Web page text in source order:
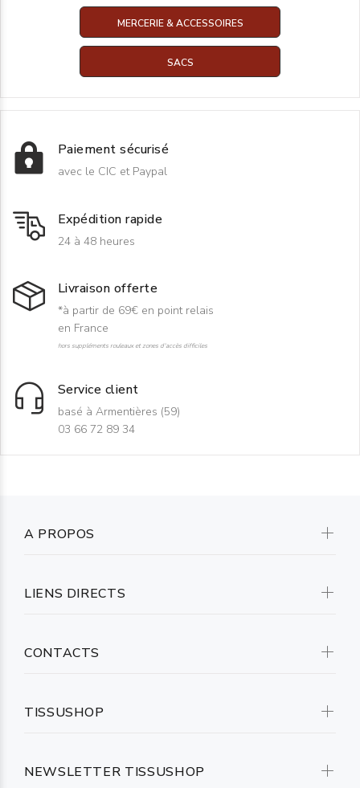
MERCERIE & ACCESSOIRES
SACS
Paiement sécurisé
avec le CIC et Paypal
Expédition rapide
24 à 48 heures
Livraison offerte
*à partir de 69€ en point relais
en France
hors suppléments rouleaux et zones d'accès difficiles
Service client
basé à Armentières (59)
03 66 72 89 34
NEWSLETTER TISSUSHOP
A PROPOS
LIENS DIRECTS
CONTACTS
TISSUSHOP